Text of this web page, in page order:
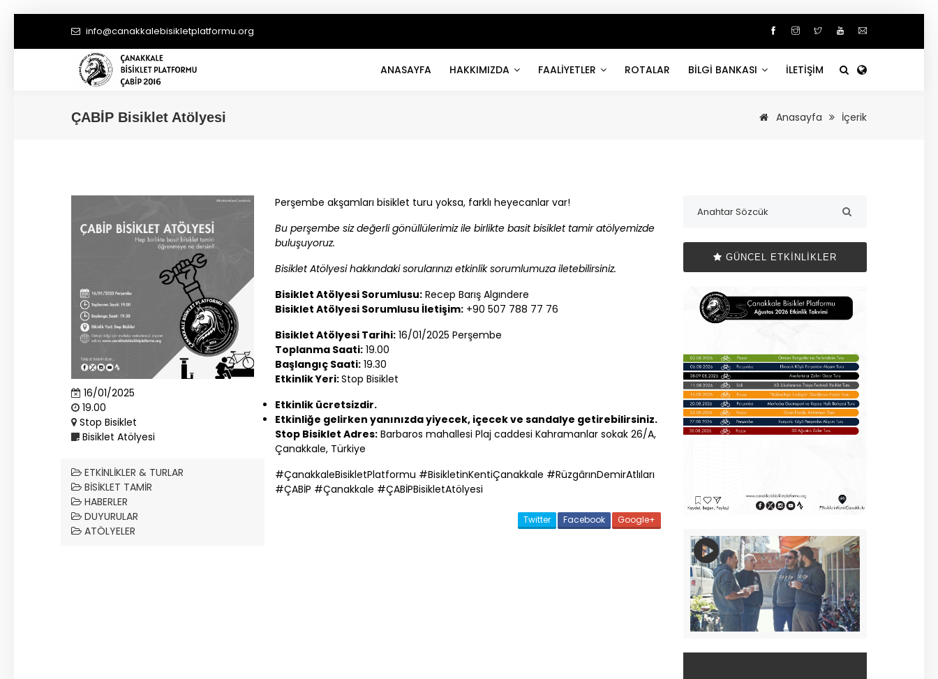
info@canakkalebisikletplatformu.org
ANASAYFA HAKKIMIZDA FAALİYETLER ROTALAR BİLGİ BANKASI İLETİŞİM
ÇABİPBisiklet Atölyesi Anasayfa İçerik
16/01/2025
19.00
Stop Bisiklet
Bisiklet Atölyesi
ETKINLIKLER & TURLAR
BISIKLET TAMIR
HABERLER
DUYURULAR
ATÖLYELER
Perşembe akşamları bisiklet turu yoksa, farklı heyecanlar var!
Bu perşembe siz değerli gönüllülerimiz ile birlikte basit bisiklet tamir atölyemizde
buluşuyoruz.
Bisiklet Atölyesi hakkındaki sorularınızı etkinlik sorumlumuza iletebilirsiniz.
Bisiklet Atölyesi Sorumlusu: Recep Barış Algındere
Bisiklet Atölyesi Sorumlusu İletişim: +90 507 788 77 76
Bisiklet Atölyesi Tarihi: 16/01/2025 Perşembe
Toplanma Saati: 19.00
Başlangıç Saati: 19.30
Etkinlik Yeri:Stop Bisiklet
Etkinlik ücretsizdir.
Etkinliğe gelirken yanınızda yiyecek, içecek ve sandalye getirebilirsiniz.
Stop Bisiklet Adres: Barbaros mahallesi Plaj caddesi Kahramanlar sokak 26/A,
Çanakkale, Türkiye
#ÇanakkaleBisikletPlatformu #BisikletinKentiÇanakkale #RüzgârınDemirAtlıları
#ÇABİP #Çanakkale #ÇABİPBisikletAtölyesi
Twitter Facebook Google+
GÜNCEL ETKINLIKLER